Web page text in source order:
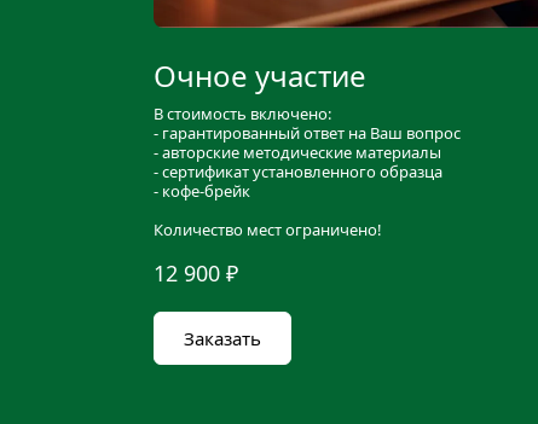
Очное участие
В стоимость включено:
- гарантированный ответ на Ваш вопрос
- авторские методические материалы
- сертификат установленного образца
- кофе-брейк
Количество мест ограничено!
12 900 ₽
Заказать